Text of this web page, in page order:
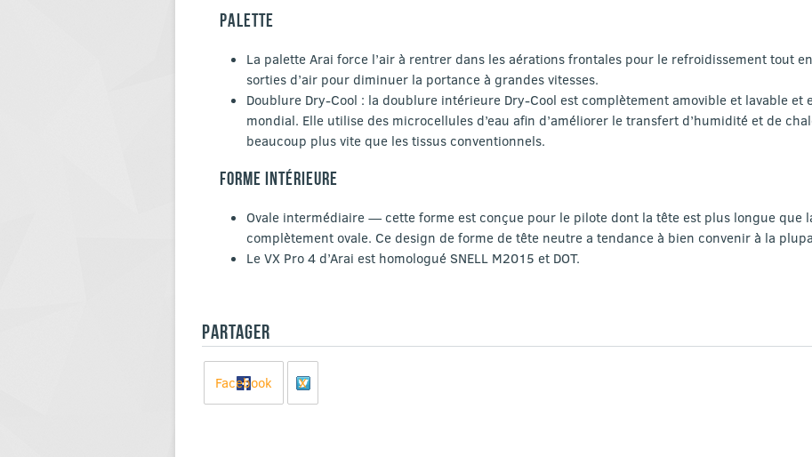
PALETTE
La palette Arai force l’air à rentrer dans les aérations frontales pour le refroidissement tout
sorties d’air pour diminuer la portance à grandes vitesses.
Doublure Dry-Cool : la doublure intérieure Dry-Cool est complètement amovible et lavable et
mondial. Elle utilise des microcellules d’eau afin d’améliorer le transfert d’humidité et de
beaucoup plus vite que les tissus conventionnels.
FORME INTÉRIEURE
Ovale intermédiaire — cette forme est conçue pour le pilote dont la tête est plus longue que
complètement ovale. Ce design de forme de tête neutre a tendance à bien convenir à la
Le VX Pro 4 d’Arai est homologué SNELL M2015 et DOT.
PARTAGER
Facebook
X